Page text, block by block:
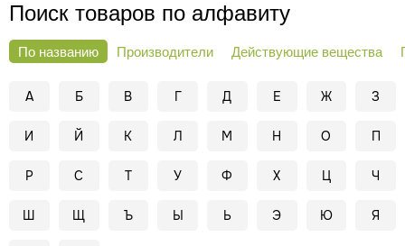
Поиск товаров по алфавиту
По названию Производители Действующие вещества
А Б В Г Д Е Ж З
И Й К Л М Н О П
Р С Т У Ф Х Ц Ч
Ш Щ Ъ Ы Ь Э Ю Я